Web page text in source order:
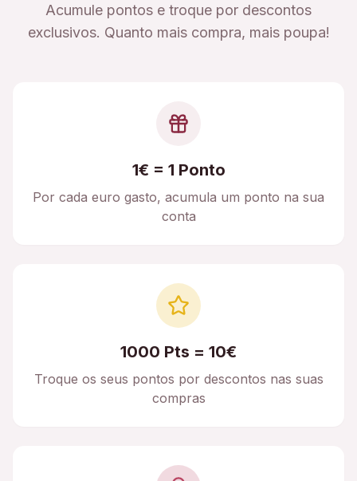
Acumule pontos e troque por descontos
exclusivos. Quanto mais compra, mais poupa!
1€ = 1 Ponto
Por cada euro gasto, acumula um ponto na sua
conta
1000 Pts = 10€
Troque os seus pontos por descontos nas suas
compras